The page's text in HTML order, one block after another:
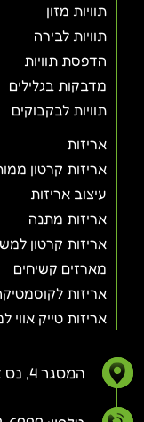
תוויות מזון
תוויות לבירה
הדפסת תוויות
מדבקות בגלילים
תוויות לבקבוקים
אריזות
אריזות קרטון
עיצוב אריזות
אריזות מתנה
אריזות קרטון
מארזים קשיחים
אריזות
אריזות טייק אווי
המסגר 4, נס ציונה